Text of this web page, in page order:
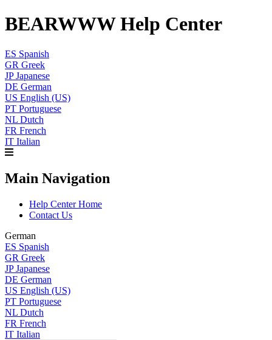
BEARWWW Help Center
ES Spanish
GR Greek
JP Japanese
DE German
US English (US)
PT Portuguese
NL Dutch
FR French
IT Italian
Main Navigation
Help Center Home
Contact Us
German
ES Spanish
GR Greek
JP Japanese
DE German
US English (US)
PT Portuguese
NL Dutch
FR French
IT Italian